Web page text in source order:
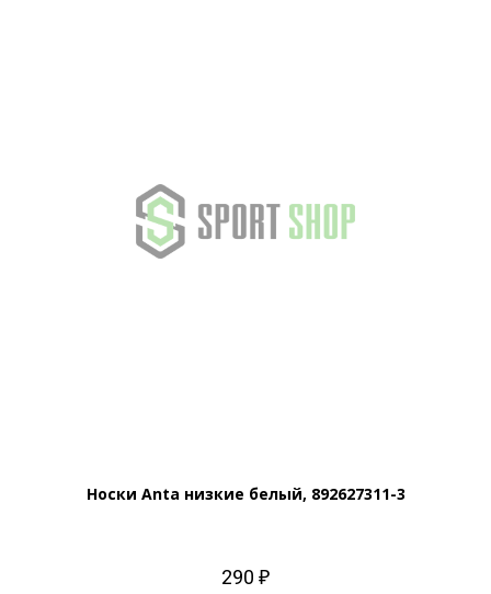
Носки Anta низкие белый, 892627311-3
290 ₽